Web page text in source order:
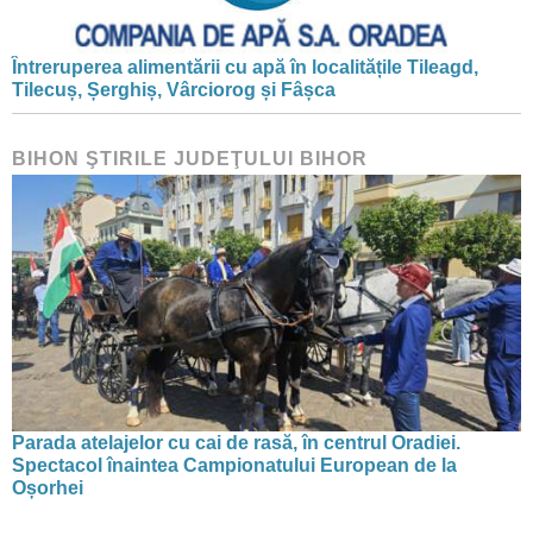
Întreruperea alimentării cu apă în localitățile Tileagd,
Tilecuș, Șerghiș, Vârciorog și Fâșca
BIHON ŞTIRILE JUDEŢULUI BIHOR
Parada atelajelor cu cai de rasă, în centrul Oradiei.
Spectacol înaintea Campionatului European de la
Oșorhei